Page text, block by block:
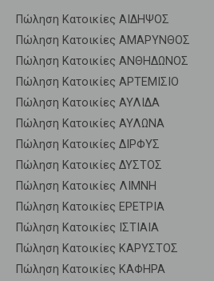
Πώληση Κατοικίες ΑΙΔΗΨΟΣ
Πώληση Κατοικίες ΑΜΑΡΥΝΘΟΣ
Πώληση Κατοικίες ΑΝΘΗΔΩΝΟΣ
Πώληση Κατοικίες ΑΡΤΕΜΙΣΙΟ
Πώληση Κατοικίες ΑΥΛΙΔΑ
Πώληση Κατοικίες ΑΥΛΩΝΑ
Πώληση Κατοικίες ΔΙΡΦΥΣ
Πώληση Κατοικίες ΔΥΣΤΟΣ
Πώληση Κατοικίες ΛΙΜΝΗ
Πώληση Κατοικίες ΕΡΕΤΡΙΑ
Πώληση Κατοικίες ΙΣΤΙΑΙΑ
Πώληση Κατοικίες ΚΑΡΥΣΤΟΣ
Πώληση Κατοικίες ΚΑΦΗΡΑ